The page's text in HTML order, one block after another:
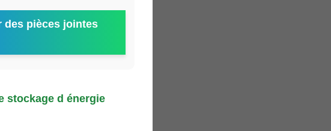
des pièces jointes
stockage d énergie